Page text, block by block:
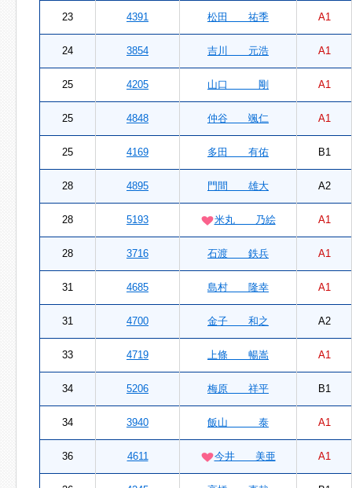
23 4391 松田 祐季 A1
24 3854 吉川 元浩 A1
25 4205 山口 剛 A1
25 4848 仲谷 颯仁 A1
25 4169 多田 有佑 B1
28 4895 門間 雄大 A2
28 5193 米丸 乃絵 A1
28 3716 石渡 鉄兵 A1
31 4685 島村 隆幸 A1
31 4700 金子 和之 A2
33 4719 上條 暢嵩 A1
34 5206 梅原 祥平 B1
34 3940 飯山 泰 A1
36 4611 今井 美亜 A1